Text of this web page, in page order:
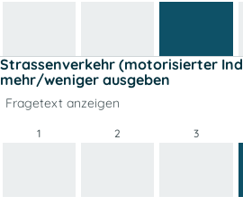
Strassenverkehr (motorisierter
mehr/weniger ausgeben
Fragetext anzeigen
1 2 3